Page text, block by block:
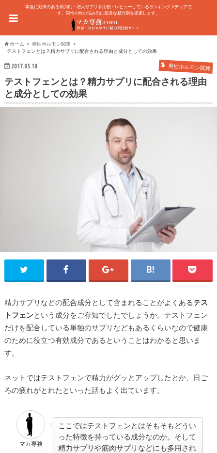
本当に効果のある精力剤・増大サプリを比較・レビューしているランキングメディアで
す。男性の性の悩み別に最適な精力剤を提案します。
ホーム
男性ホルモン関連
テストフェンとは？精力サプリに配合される理由と成分としての効果
2017.05.10 男性ホルモン関連
テストフェンとは？精力サプリに配合される理由
と成分としての効果
精力サプリなどの配合成分として含まれることがよくあるテス
トフェンという成分をご存知でしたでしょうか。テストフェン
だけを配合している単独のサプリなどもあるくらいなので健康
のために役立つ有効成分であるということはわかると思いま
す。
ネットではテストフェンで精力がグッとアップしたとか、日ご
ろの疲れがとれたといった話もよく出ています。
マカ専務
ここではテストフェンとはそもそもどうい
った特徴を持っている成分なのか。そして
精力サプリや筋肉サプリなどにも多用され